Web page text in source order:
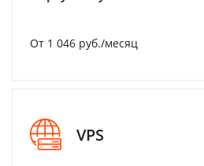
От 1 046 руб./месяц
VPS